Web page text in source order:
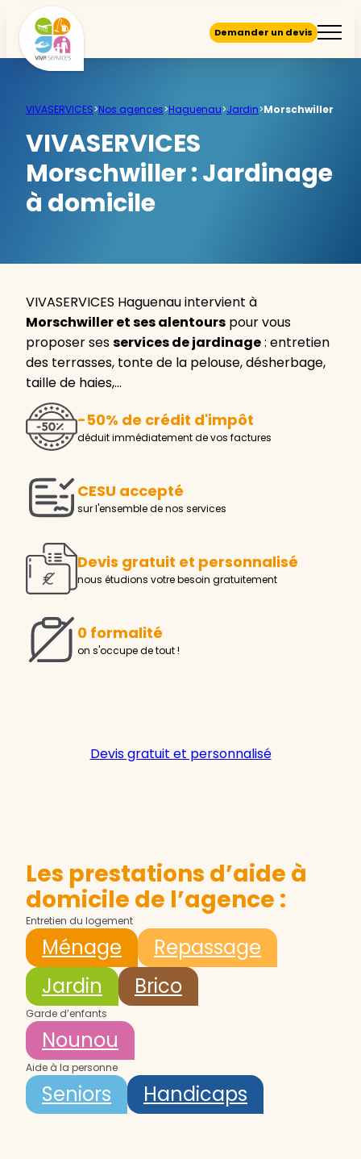
Demander un devis
VIVASERVICES>Nos agences>Haguenau>Jardin>Morschwiller
VIVASERVICES
Morschwiller :Jardinage
à domicile
VIVASERVICES Haguenau intervient à
Morschwiller et ses alentours pour vous
proposer sesservices de jardinage: entretien
des terrasses, tonte de la pelouse, désherbage,
taille de haies,…
-50% de crédit d'impôt
déduit immédiatement de vos factures
CESU accepté
sur l'ensemble de nos services
Devis gratuit et personnalisé
nous étudions votre besoin gratuitement
0 formalité
on s'occupe de tout !
Devis gratuit et personnalisé
Les prestations d’aide à
domicile de l’agence :
Entretien du logement
Ménage
Repassage
Jardin
Brico
Garde d’enfants
Nounou
Aide à la personne
Seniors Handicaps